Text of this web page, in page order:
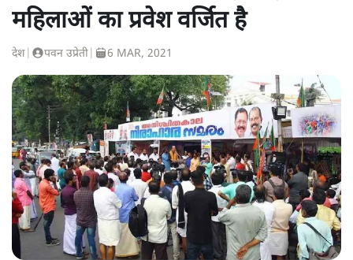
महिलाओं का प्रवेश वर्जित है
देश पवन उप्रेती 6 MAR, 2021